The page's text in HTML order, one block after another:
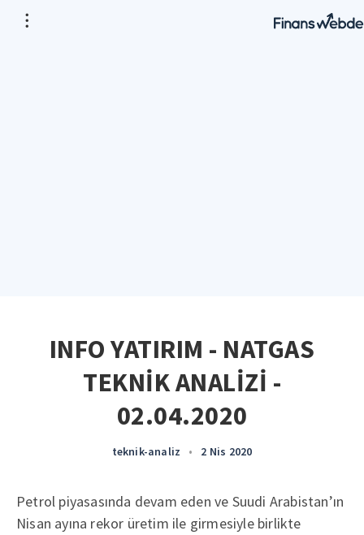
INFO YATIRIM - NATGAS
TEKNİK ANALİZİ -
02.04.2020
teknik-analiz • 2 Nis 2020
Petrol piyasasında devam eden ve Suudi Arabistan’ın
Nisan ayına rekor üretim ile girmesiyle birlikte